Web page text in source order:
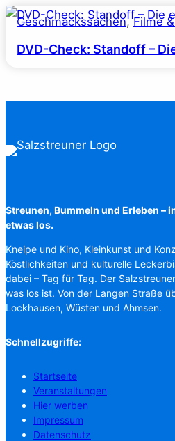
Geschmackssachen, Filme
DVD-Check: Standoff –
Streunen, Bummeln und Erleben –
etwas los.
Kneipe und Kino, Kleinkunst und
Köstlichkeiten und kulturelle
dabei – Tag für Tag. Der
was los ist. Von der Langen Straße
Lockhausen, Wüsten und Ahmsen.
Schnellzugriffe:
Startseite
Veranstaltungen
Hier werben
Impressum
Datenschutz